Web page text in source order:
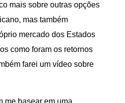
mais sobre outras opções
mas também
mercado dos Estados
como foram os retornos
farei um vídeo sobre
me basear em uma